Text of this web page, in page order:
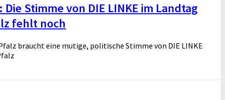
Stimme von DIE LINKE im Landtag
fehlt noch
braucht eine mutige, politische Stimme von DIE LINKE